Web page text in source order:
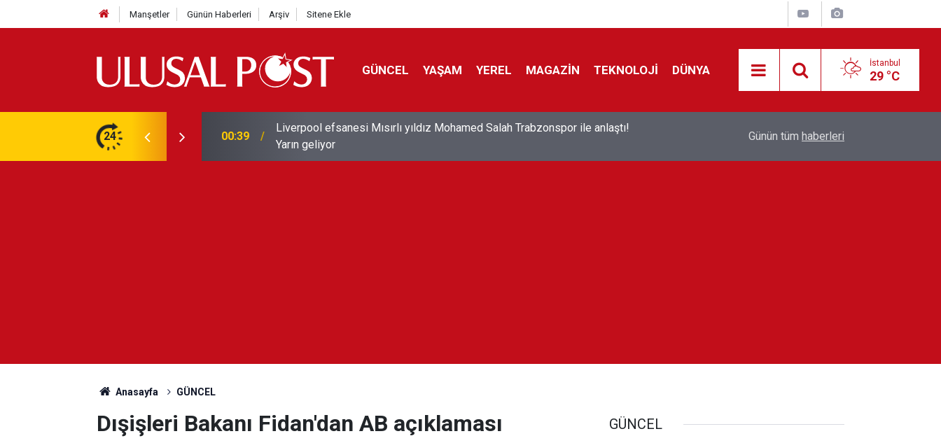
Manşetler Günün Haberleri Arşiv Sitene Ekle
GÜNCEL YAŞAM YEREL MAGAZİN TEKNOLOJİ DÜNYA İstanbul
29 °C
24 00:39
Liverpool efsanesi Mısırlı yıldız Mohamed Salah Trabzonspor ile anlaştı!
Yarın geliyor
Feridun Düzağaç sahnelere ara verdi: ''En az
Günün tüm haberleri
Anasayfa GÜNCEL
Dışişleri Bakanı Fidan'dan AB açıklaması GÜNCEL